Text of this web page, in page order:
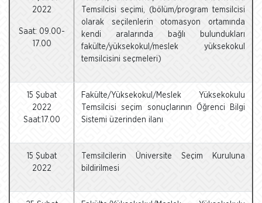
2022
Saat: 09.00-
17.00
Temsilcisi seçimi, (bölüm/program temsilcisi
olarak seçilenlerin otomasyon ortamında
kendi aralarında bağlı bulundukları
fakülte/yüksekokul/meslek yüksekokul
temsilcisini seçmeleri)
15 Şubat
2022
Saat:17.00
Fakülte/Yüksekokul/Meslek Yüksekokulu
Temsilcisi seçim sonuçlarının Öğrenci Bilgi
Sistemi üzerinden ilanı
15 Şubat
2022
Temsilcilerin Üniversite Seçim Kuruluna
bildirilmesi